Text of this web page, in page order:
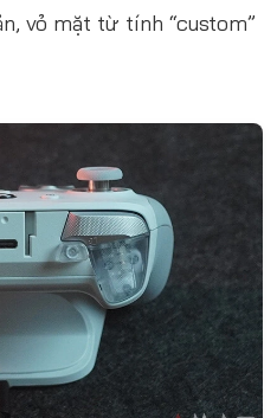
vỏ mặt từ tính “custom”